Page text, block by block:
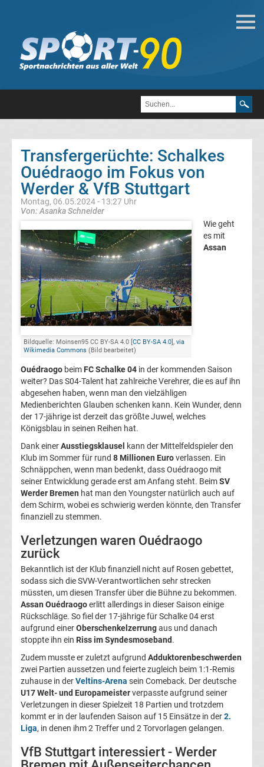
Deutsche
Transfergerüchte
FC
Heidenheim
1846
1.
FC
Kaiserslautern
Transfergerüchte
1.
FC
Köln
Transfergerüchte
1.
FC
Magdeburg
Transfergerüchte
1.
FC
Nürnberg
Transfergerüchte
1.
FC
Transfergerüchte: Schalkes
Ouédraogo im Fokus von
Werder & VfB Stuttgart
Montag, 06.05.2024 - 13:27 Uhr
Von: Asanka Schneider
Bildquelle: Moinsen95 CC BY-SA 4.0 [CC BY-SA 4.0], via
Wikimedia Commons (Bild bearbeitet)
Wie geht
es mit
Assan
Ouédraogo beim FC Schalke 04 in der kommenden Saison
weiter? Das S04-Talent hat zahlreiche Verehrer, die es auf ihn
abgesehen haben, wenn man den vielzähligen
Medienberichten Glauben schenken kann. Kein Wunder, denn
der 17-jährige ist derzeit das größte Juwel, welches
Königsblau in seinen Reihen hat.
Dank einerAusstiegsklausel kann der Mittelfeldspieler den
Klub im Sommer für rund 8 Millionen Euroverlassen. Ein
Schnäppchen, wenn man bedenkt, dass Ouédraogo mit
seiner Entwicklung gerade erst am Anfang steht. BeimSV
Werder Bremen hat man den Youngster natürlich auch auf
dem Schirm, wobei es schwierig werden könnte, den Transfer
finanziell zu stemmen.
Verletzungen waren Ouédraogo
zurück
Bekanntlich ist der Klub finanziell nicht auf Rosen gebettet,
sodass sich die SVW-Verantwortlichen sehr strecken
müssten, um diesen Transfer über die Bühne zu bekommen.
Assan Ouédraogoerlitt allerdings in dieser Saison einige
Rückschläge. So fiel der 17-jährige für Schalke 04 erst
aufgrund einerOberschenkelzerrungaus und danach
stoppte ihn ein Riss im Syndesmoseband.
Zudem musste er zuletzt aufgrund Adduktorenbeschwerden
zwei Partien aussetzen und feierte zugleich beim 1:1-Remis
zuhause in derVeltins-Arena sein Comeback. Der deutsche
U17 Welt- und Europameisterverpasste aufgrund seiner
Verletzungen in dieser Spielzeit 18 Partien und trotzdem
kommt er in der laufenden Saison auf 15 Einsätze in der2.
Liga, in denen ihm 2 Treffer und 2 Torvorlagen gelangen.
VfB Stuttgart interessiert - Werder